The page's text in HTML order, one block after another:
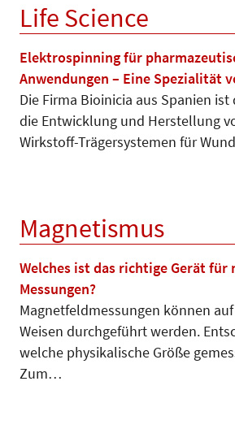
Life Science
Elektrospinning für
Anwendungen – Eine Spezialität
Die Firma Bioinicia aus Spanien
die Entwicklung und Herstellung
Wirkstoff-Trägersystemen für
Magnetismus
Welches ist das richtige Gerät für
Messungen?
Magnetfeldmessungen können
Weisen durchgeführt werden.
welche physikalische Größe
Zum…